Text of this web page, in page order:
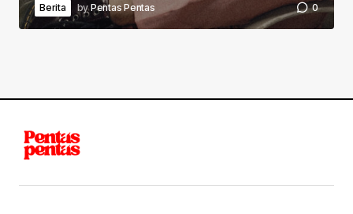
Berita byPentas Pentas 0